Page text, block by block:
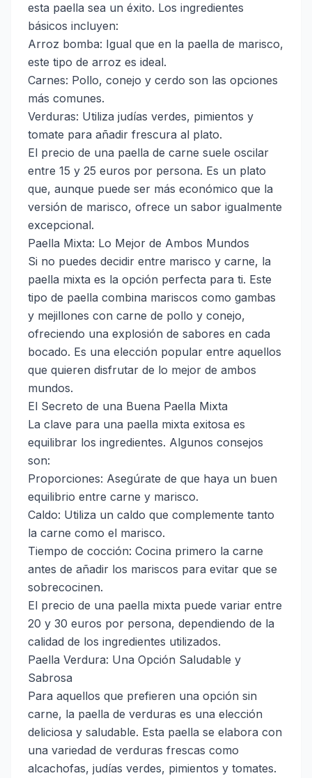
esta paella sea un éxito. Los ingredientes
básicos incluyen:
Arroz bomba: Igual que en la paella de marisco,
este tipo de arroz es ideal.
Carnes: Pollo, conejo y cerdo son las opciones
más comunes.
Verduras: Utiliza judías verdes, pimientos y
tomate para añadir frescura al plato.
El precio de una paella de carne suele oscilar
entre 15 y 25 euros por persona. Es un plato
que, aunque puede ser más económico que la
versión de marisco, ofrece un sabor igualmente
excepcional.
Paella Mixta: Lo Mejor de Ambos Mundos
Si no puedes decidir entre marisco y carne, la
paella mixta es la opción perfecta para ti. Este
tipo de paella combina mariscos como gambas
y mejillones con carne de pollo y conejo,
ofreciendo una explosión de sabores en cada
bocado. Es una elección popular entre aquellos
que quieren disfrutar de lo mejor de ambos
mundos.
El Secreto de una Buena Paella Mixta
La clave para una paella mixta exitosa es
equilibrar los ingredientes. Algunos consejos
son:
Proporciones: Asegúrate de que haya un buen
equilibrio entre carne y marisco.
Caldo: Utiliza un caldo que complemente tanto
la carne como el marisco.
Tiempo de cocción: Cocina primero la carne
antes de añadir los mariscos para evitar que se
sobrecocinen.
El precio de una paella mixta puede variar entre
20 y 30 euros por persona, dependiendo de la
calidad de los ingredientes utilizados.
Paella Verdura: Una Opción Saludable y
Sabrosa
Para aquellos que prefieren una opción sin
carne, la paella de verduras es una elección
deliciosa y saludable. Esta paella se elabora con
una variedad de verduras frescas como
alcachofas, judías verdes, pimientos y tomates.